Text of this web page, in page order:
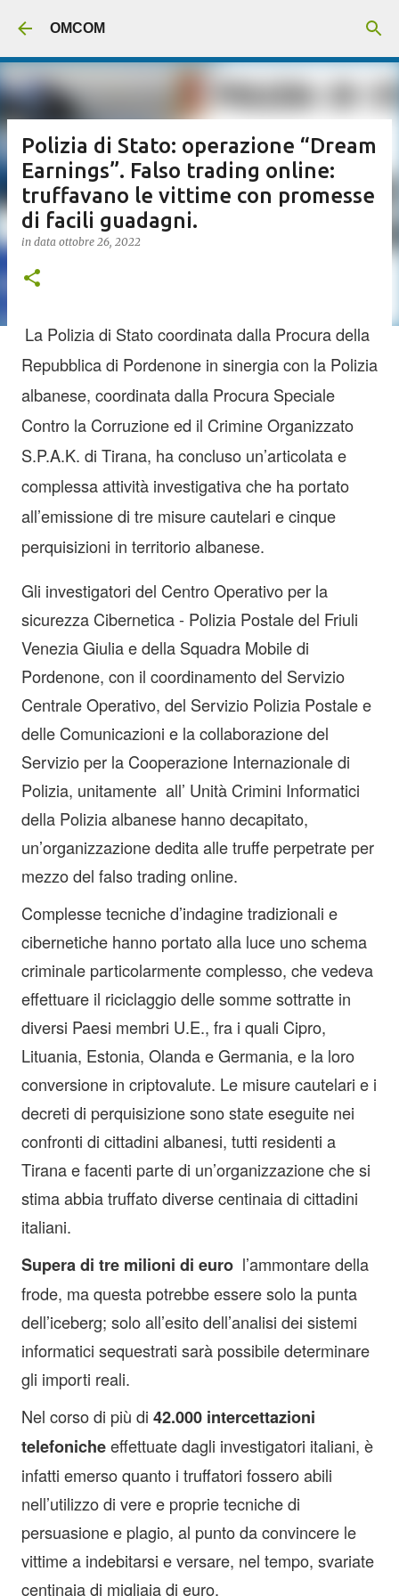
OMCOM
Polizia di Stato: operazione “Dream
Earnings”. Falso trading online:
truffavano le vittime con promesse
di facili guadagni.
in data ottobre 26, 2022
La Polizia di Stato coordinata dalla Procura della
Repubblica di Pordenone in sinergia con la Polizia
albanese, coordinata dalla Procura Speciale
Contro la Corruzione ed il Crimine Organizzato
S.P.A.K. di Tirana, ha concluso un’articolata e
complessa attività investigativa che ha portato
all’emissione di tre misure cautelari e cinque
perquisizioni in territorio albanese.
Gli investigatori del Centro Operativo per la
sicurezza Cibernetica - Polizia Postale del Friuli
Venezia Giulia e della Squadra Mobile di
Pordenone, con il coordinamento del Servizio
Centrale Operativo, del Servizio Polizia Postale e
delle Comunicazioni e la collaborazione del
Servizio per la Cooperazione Internazionale di
Polizia, unitamente all’ Unità Crimini Informatici
della Polizia albanese hanno decapitato,
un’organizzazione dedita alle truffe perpetrate per
mezzo del falso trading online.
Complesse tecniche d’indagine tradizionali e
cibernetiche hanno portato alla luce uno schema
criminale particolarmente complesso, che vedeva
effettuare il riciclaggio delle somme sottratte in
diversi Paesi membri U.E., fra i quali Cipro,
Lituania, Estonia, Olanda e Germania, e la loro
conversione in criptovalute. Le misure cautelari e i
decreti di perquisizione sono state eseguite nei
confronti di cittadini albanesi, tutti residenti a
Tirana e facenti parte di un’organizzazione che si
stima abbia truffato diverse centinaia di cittadini
italiani.
Supera di tre milioni di euro l’ammontare della
frode, ma questa potrebbe essere solo la punta
dell’iceberg; solo all’esito dell’analisi dei sistemi
informatici sequestrati sarà possibile determinare
gli importi reali.
Nel corso di più di 42.000 intercettazioni
telefonicheeffettuate dagli investigatori italiani, è
infatti emerso quanto i truffatori fossero abili
nell’utilizzo di vere e proprie tecniche di
persuasione e plagio, al punto da convincere le
vittime a indebitarsi e versare, nel tempo, svariate
centinaia di migliaia di euro.